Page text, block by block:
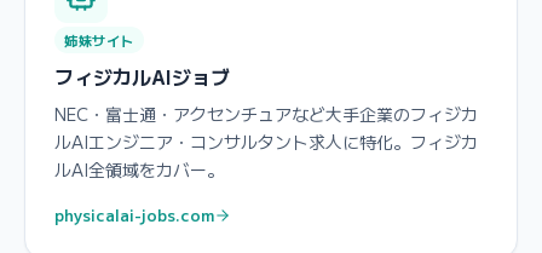
姉妹サイト
フィジカルAIジョブ
NEC・富士通・アクセンチュアなど大手企業のフィジカ
ルAIエンジニア・コンサルタント求人に特化。フィジカ
ルAI全領域をカバー。
physicalai-jobs.com